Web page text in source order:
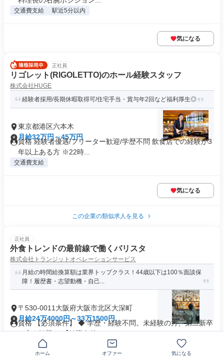
交通費支給 駅近5分以内
気になる
正社員
リゴレット(RIGOLETTO)のホール経験スタッフ
株式会社HUGE
経験者採用/長期休暇取得可/住宅手当・賞与年2回など福利厚生◎
東京都港区六本木
月給32万円～45万円
資格 経験者優遇/フリーター歓迎/学歴不問 飲食店での経験が3
年以上ある方 ※22時...
交通費支給
気になる
この企業の類似求人を見る
正社員
外食トレンドの最前線で働くバリスタ
株式会社トランジットオペレーションサービス
月給の時間給換算額は業界トップクラス！44歳以下は100％面談保
障！履歴書・志望動機・自己...
〒530-0011大阪府大阪市北区大深町
月給24万4000円～33万1500円
資格 【必須条件】 ◆ 学歴・経験不問。未経験の方、第二新卒
の方も歓迎！ 【歓迎条件...
業界未経験歓迎
ホーム オファー 気になる